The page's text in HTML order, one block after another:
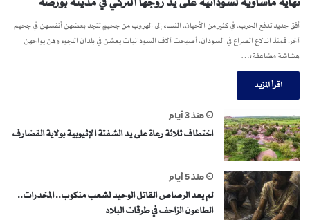
أفق جديد تدفع الحرب، في كثير من الأحيان، النساء إلى الهروب من جحيمٍ لتجد بعضهن أنفسهن في جحيم
آخر. فمنذ اندلاع الصراع في السودان، أصبحت آلاف السودانيات يعشن في بلدان اللجوء وهن يواجهن
هشاشة مضاعفة؛…
اقرأ المزيد
منذ 3 أيام
اختطاف ثلاثة رعاة على يد الشفتة الإثيوبية بولاية القضارف
منذ 5 أيام
لم يعد الرصاص القاتل الوحيد لشعب منكوب.. المخدرات..
الطاعون الزاحف في طرقات البلاد